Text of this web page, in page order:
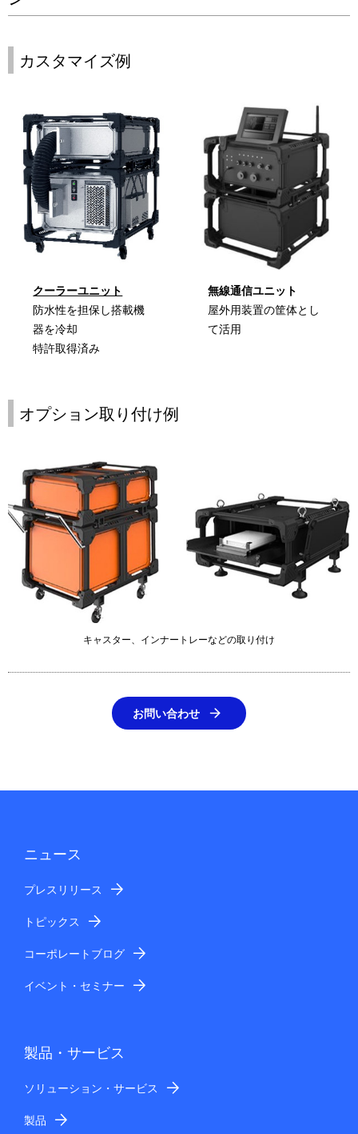
カスタマイズ例
クーラーユニット
防水性を担保し搭載機
器を冷却
特許取得済み
無線通信ユニット
屋外用装置の筐体とし
て活用
オプション取り付け例
キャスター、インナートレーなどの取り付け
お問い合わせ
ニュース
プレスリリース
トピックス
コーポレートブログ
イベント・セミナー
製品・サービス
ソリューション・サービス
製品